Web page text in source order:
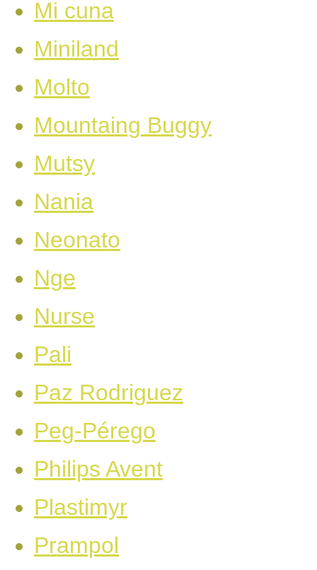
Mi cuna
Miniland
Molto
Mountaing Buggy
Mutsy
Nania
Neonato
Nge
Nurse
Pali
Paz Rodriguez
Peg-Pérego
Philips Avent
Plastimyr
Prampol